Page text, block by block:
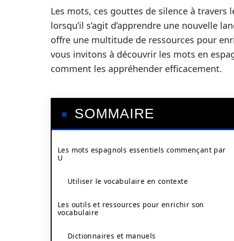
Les mots, ces gouttes de silence à
lorsqu’il s’agit d’apprendre une nouvelle
offre une multitude de ressources pour
vous invitons à découvrir les mots en
comment les appréhender efficacement.
SOMMAIRE
Les mots espagnols essentiels commençant par
U
Utiliser le vocabulaire en contexte
Les outils et ressources pour enrichir son
vocabulaire
Dictionnaires et manuels